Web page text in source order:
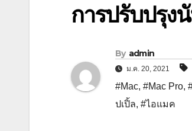
การปรับปรุง
By admin
ม.ค. 20, 2021
#Mac, #Mac Pro,
ปเปิ้ล, #ไอแมค